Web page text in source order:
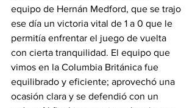
equipo de Hernán Medford, que se trajo
ese día un victoria vital de 1 a 0 que le
permitía enfrentar el juego de vuelta
con cierta tranquilidad. El equipo que
vimos en la Columbia Británica fue
equilibrado y eficiente; aprovechó una
ocasión clara y se defendió con un